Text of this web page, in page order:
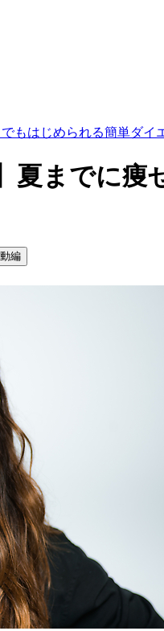
もはじめられる簡単ダイ
夏までに
編